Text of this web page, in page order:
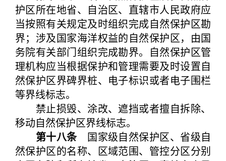
护区所在地省、自治区、直辖市人民政府应
当按照有关规定及时组织完成自然保护区勘
界；涉及国家海洋权益的自然保护区，由国
务院有关部门组织完成勘界。自然保护区管
理机构应当根据保护和管理需要及时设置自
然保护区界碑界桩、电子标识或者电子围栏
等界线标志。
禁止损毁、涂改、遮挡或者擅自拆除、
移动自然保护区界线标志。
第十八条国家级自然保护区、省级自
然保护区的名称、区域范围、管控分区分别